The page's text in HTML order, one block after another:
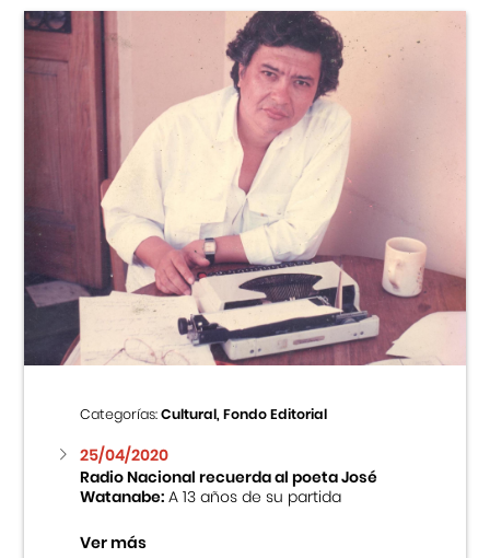
Categorías:Cultural, Fondo Editorial
25/04/2020
Radio Nacional recuerda al poeta José
Watanabe:A 13 años de su partida
Ver más